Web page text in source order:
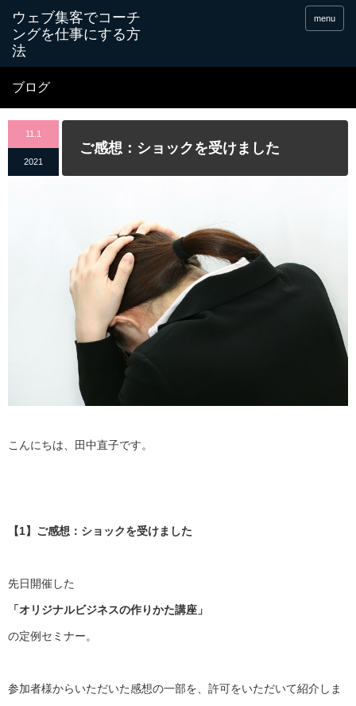
menu
ブログ
11.1
2021
ご感想：ショックを受けました
こんにちは、田中直子です。
【1】ご感想：ショックを受けました
先日開催した
「オリジナルビジネスの作りかた講座」
の定例セミナー。
参加者様からいただいた感想の一部を、 許可をいただいて紹介しま